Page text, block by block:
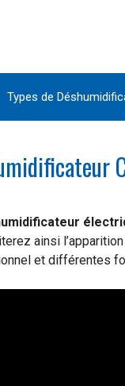
Types de
ainsi
et différentes